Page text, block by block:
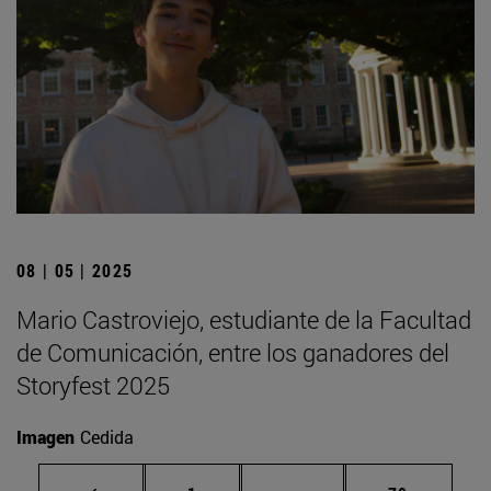
08 | 05 | 2025
Mario Castroviejo, estudiante de la Facultad
de Comunicación, entre los ganadores del
Storyfest 2025
Imagen Cedida